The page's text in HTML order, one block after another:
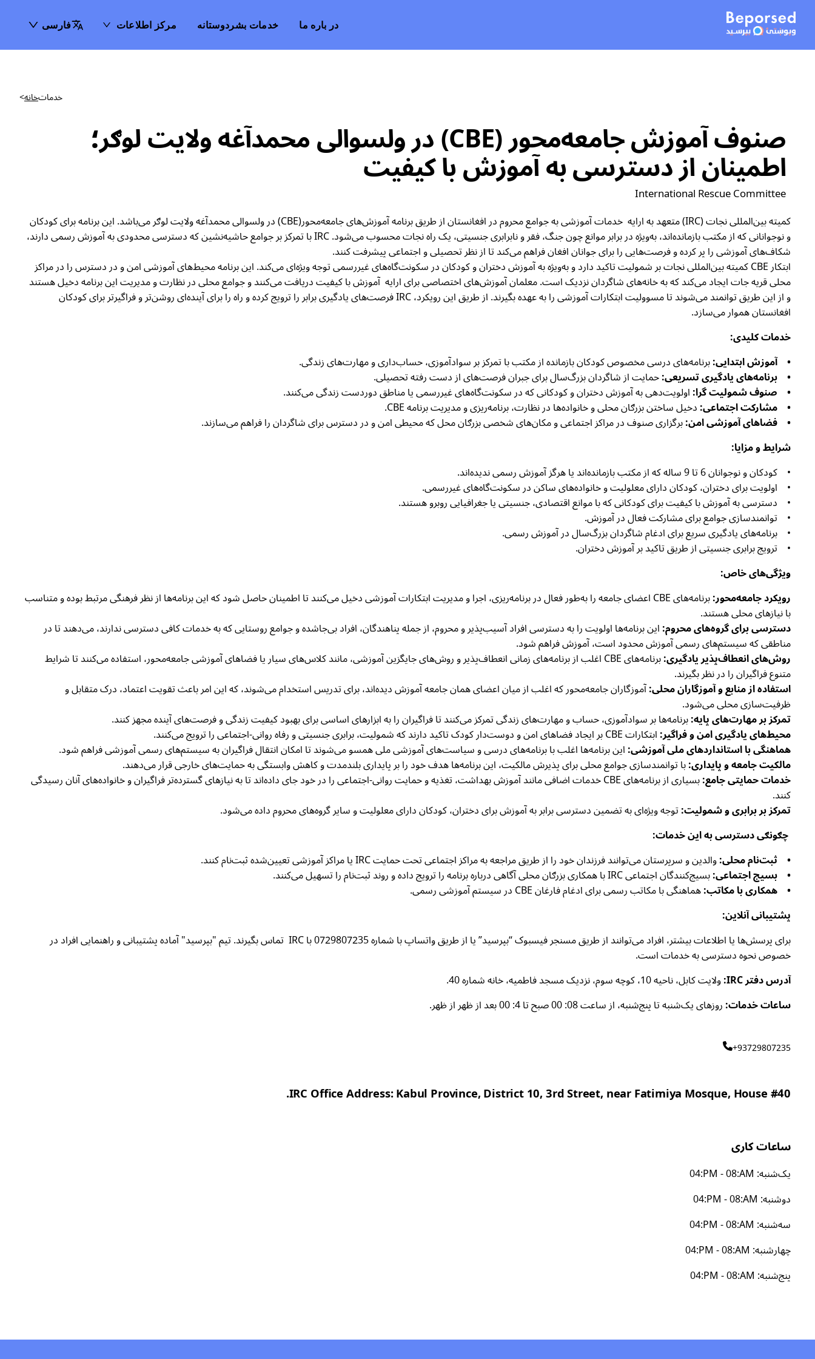
در باره ما خدمات بشردوستانه مرکز اطلاعات فارسی
خانه> خدمات
صنوف آموزش جامعه‌محور (CBE) در ولسوالی محمدآغه ولایت لوګر؛
اطمینان از دسترسی به آموزش با کیفیت
International Rescue Committee
کمیته بین‌المللی نجات (IRC) متعهد به ارایه خدمات آموزشی به جوامع محروم در افغانستان از طریق برنامه آموزش‌های جامعه‌محور(CBE) در ولسوالی محمدآغه ولایت لوګر می‌باشد. این برنامه برای کودکان
و نوجوانانی که از مکتب بازمانده‌اند، به‌ویژه در برابر موانع چون جنگ، فقر و نابرابری جنسیتی، یک راه نجات محسوب می‌شود. IRC با تمرکز بر جوامع حاشیه‌نشین که دسترسی محدودی به آموزش رسمی دارند،
شکاف‌های آموزشی را پر کرده و فرصت‌هایی را برای جوانان افغان فراهم می‌کند تا از نظر تحصیلی و اجتماعی پیشرفت کنند.
ابتکار CBE کمیته بین‌المللی نجات بر شمولیت تاکید دارد و به‌ویژه به آموزش دختران و کودکان در سکونت‌گاه‌های غیررسمی توجه ویژه‌ای می‌کند. این برنامه محیط‌های آموزشی امن و در دسترس را در مراکز
محلی قریه جات ایجاد می‌کند که به خانه‌های شاگردان نزدیک است. معلمان آموزش‌های اختصاصی برای ارایه آموزش با کیفیت دریافت می‌کنند و جوامع محلی در نظارت و مدیریت این برنامه دخیل هستند
و از این طریق توانمند می‌شوند تا مسوولیت ابتکارات آموزشی را به عهده بگیرند. از طریق این رویکرد، IRC فرصت‌های یادگیری برابر را ترویج کرده و راه را برای آینده‌ای روشن‌تر و فراگیرتر برای کودکان
افغانستان هموار می‌سازد.
خدمات کلیدی:
• آموزش ابتدایی:برنامه‌های درسی مخصوص کودکان بازمانده از مکتب با تمرکز بر سوادآموزی، حساب‌داری و مهارت‌های زندگی.
• برنامه‌های یادگیری تسریعی:حمایت از شاگردان بزرگ‌سال برای جبران فرصت‌های از دست رفته تحصیلی.
• صنوف شمولیت گرا:اولویت‌دهی به آموزش دختران و کودکانی که در سکونت‌گاه‌های غیررسمی یا مناطق دوردست زندگی می‌کنند.
• مشارکت اجتماعی:دخیل ساختن بزرګان محلی و خانواده‌ها در نظارت، برنامه‌ریزی و مدیریت برنامه CBE.
• فضاهای آموزشی امن:برگزاری صنوف در مراکز اجتماعی و مکان‌های شخصی بزرګان محل که محیطی امن و در دسترس برای شاگردان را فراهم می‌سازند.
شرایط و مزایا:
• کودکان و نوجوانان 6 تا 9 ساله که از مکتب بازمانده‌اند یا هرگز آموزش رسمی ندیده‌اند.
• اولویت برای دختران، کودکان دارای معلولیت و خانواده‌های ساکن در سکونت‌گاه‌های غیررسمی.
• دسترسی به آموزش با کیفیت برای کودکانی که با موانع اقتصادی، جنسیتی یا جغرافیایی روبرو هستند.
• توانمندسازی جوامع برای مشارکت فعال در آموزش.
• برنامه‌های یادگیری سریع برای ادغام شاگردان بزرگ‌سال در آموزش رسمی.
• ترویج برابری جنسیتی از طریق تاکید بر آموزش دختران.
ویژگی‌های خاص:
رویکرد جامعه‌محور:
برنامه‌های CBE اعضای جامعه را به‌طور فعال در برنامه‌ریزی، اجرا و مدیریت ابتکارات آموزشی دخیل می‌کنند تا اطمینان حاصل شود که این برنامه‌ها از نظر فرهنگی مرتبط بوده و متناسب
با نیازهای محلی هستند.
دسترسی برای گروه‌های محروم:این برنامه‌ها اولویت را به دسترسی افراد آسیب‌پذیر و محروم، از جمله پناهندگان، افراد بی‌جاشده و جوامع روستایی که به خدمات کافی دسترسی ندارند، می‌دهند تا در
مناطقی که سیستم‌های رسمی آموزش محدود است، آموزش فراهم شود.
روش‌های انعطاف‌پذیر یادگیری: برنامه‌های CBE اغلب از برنامه‌های زمانی انعطاف‌پذیر و روش‌های جایگزین آموزشی، مانند کلاس‌های سیار یا فضاهای آموزشی جامعه‌محور، استفاده می‌کنند تا شرایط
متنوع فراگیران را در نظر بگیرند.
استفاده از منابع و آموزگاران محلی:آموزگاران جامعه‌محور که اغلب از میان اعضای همان جامعه آموزش دیده‌اند، برای تدریس استخدام می‌شوند، که این امر باعث تقویت اعتماد، درک متقابل و
ظرفیت‌سازی محلی می‌شود.
تمرکز بر مهارت‌های پایه:برنامه‌ها بر سوادآموزی، حساب و مهارت‌های زندگی تمرکز می‌کنند تا فراگیران را به ابزارهای اساسی برای بهبود کیفیت زندگی و فرصت‌های آینده مجهز کنند.
محیط‌های یادگیری امن و فراگیر:ابتکارات CBE بر ایجاد فضاهای امن و دوست‌دار کودک تاکید دارند که شمولیت، برابری جنسیتی و رفاه روانی-اجتماعی را ترویج می‌کنند.
هماهنگی با استانداردهای ملی آموزشی:این برنامه‌ها اغلب با برنامه‌های درسی و سیاست‌های آموزشی ملی همسو می‌شوند تا امکان انتقال فراگیران به سیستم‌های رسمی آموزشی فراهم شود.
مالکیت جامعه و پایداری:با توانمندسازی جوامع محلی برای پذیرش مالکیت، این برنامه‌ها هدف خود را بر پایداری بلندمدت و کاهش وابستگی به حمایت‌های خارجی قرار می‌دهند.
خدمات حمایتی جامع: بسیاری از برنامه‌های CBE خدمات اضافی مانند آموزش بهداشت، تغذیه و حمایت روانی-اجتماعی را در خود جای داده‌اند تا به نیازهای گسترده‌تر فراگیران و خانواده‌های آنان رسیدگی
کنند.
تمرکز بر برابری و شمولیت:توجه ویژه‌ای به تضمین دسترسی برابر به آموزش برای دختران، کودکان دارای معلولیت و سایر گروه‌های محروم داده می‌شود.
چګونګی دسترسی به این خدمات:
• ثبت‌نام محلی:والدین و سرپرستان می‌توانند فرزندان خود را از طریق مراجعه به مراکز اجتماعی تحت حمایت IRC یا مراکز آموزشی تعیین‌شده ثبت‌نام کنند.
• بسیج اجتماعی:بسیج‌کنندگان اجتماعی IRC با همکاری بزرګان محلی آگاهی درباره برنامه را ترویج داده و روند ثبت‌نام را تسهیل می‌کنند.
• همکاری با مکاتب:هماهنگی با مکاتب رسمی برای ادغام فارغان CBE در سیستم آموزشی رسمی.
پشتیبانی آنلاین:
برای پرسش‌ها یا اطلاعات بیشتر، افراد می‌توانند از طریق مسنجر فیسبوک “بپرسید” یا از طریق واتساپ با شماره 0729807235 با IRC تماس بگیرند. تیم "بپرسید" آماده پشتیبانی و راهنمایی افراد در
خصوص نحوه دسترسی به خدمات است.
آدرس دفتر IRC:
ولایت کابل، ناحیه 10، کوچه سوم، نزدیک مسجد فاطمیه، خانه شماره 40.
ساعات خدمات:روزهای یک‌شنبه تا پنج‌شنبه، از ساعت 08: 00 صبح تا 4: 00 بعد از ظهر از ظهر.
+93729807235
IRC Office Address: Kabul Province, District 10, 3rd Street, near Fatimiya Mosque, House #40.
ساعات کاری
یک‌شنبه:
04:PM - 08:AM
دوشنبه:
04:PM - 08:AM
سه‌شنبه:
04:PM - 08:AM
چهارشنبه:
04:PM - 08:AM
پنج‌شنبه:
04:PM - 08:AM